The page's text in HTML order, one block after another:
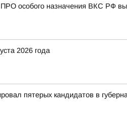
особого назначения ВКС РФ
2026 года
пятерых кандидатов в